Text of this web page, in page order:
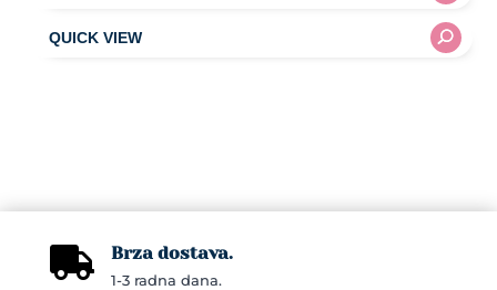
 Brza dostava.
1-3 radna dana.